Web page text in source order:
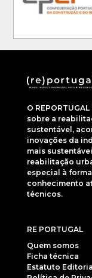
O
sobre a
sustentável,
inovações da
mais
reabilitação
especial à
conhecimento
técnicos.
RE PORTUGAL
Quem somos
Ficha técnica
Estatuto Editorial